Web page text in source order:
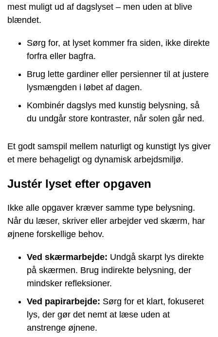
mest muligt ud af dagslyset – men uden at blive
blændet.
Sørg for, at lyset kommer fra siden, ikke direkte
forfra eller bagfra.
Brug lette gardiner eller persienner til at justere
lysmængden i løbet af dagen.
Kombinér dagslys med kunstig belysning, så
du undgår store kontraster, når solen går ned.
Et godt samspil mellem naturligt og kunstigt lys giver
et mere behageligt og dynamisk arbejdsmiljø.
Justér lyset efter opgaven
Ikke alle opgaver kræver samme type belysning.
Når du læser, skriver eller arbejder ved skærm, har
øjnene forskellige behov.
Ved skærmarbejde: Undgå skarpt lys direkte
på skærmen. Brug indirekte belysning, der
mindsker refleksioner.
Ved papirarbejde: Sørg for et klart, fokuseret
lys, der gør det nemt at læse uden at
anstrenge øjnene.